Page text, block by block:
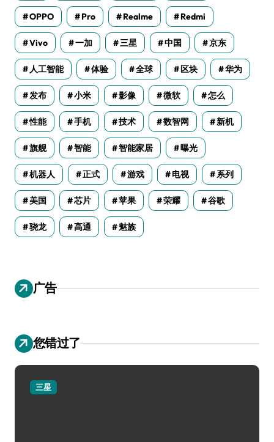
OPPO Pro Realme Redmi
Vivo 一加 三星 中国 京东
人工智能 体验 全球 区块 华为
发布 小米 影像 微软 怎么
性能 手机 技术 数智网 新机
旗舰 智能 智能家居 曝光
机器人 正式 游戏 电视 系列
美国 芯片 苹果 荣耀 谷歌
骁龙 高通 魅族
广告
您错过了
三星